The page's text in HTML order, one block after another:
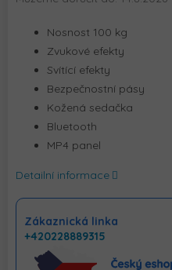
Nosnost 100 kg
Zvukové efekty
Svítící efekty
Bezpečnostní pásy
Kožená sedačka
Bluetooth
MP4 panel
Detailní informace
Zákaznická linka
+420228889315